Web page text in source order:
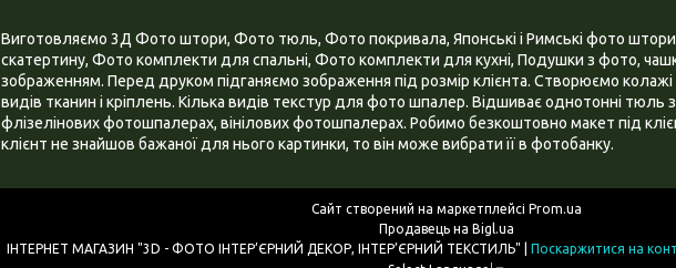
Виготовляємо 3Д Фото штори, Фото тюль, Фото покривала, Японські і Римські фото штори,
скатертину, Фото комплекти для спальні, Фото комплекти для кухні, Подушки з фото,
зображенням. Перед друком підганяємо зображення під розмір клієнта. Створюємо
видів тканин і кріплень. Кілька видів текстур для фото шпалер. Відшиває однотонні тюль
флізелінових фотошпалерах, вінілових фотошпалерах. Робимо безкоштовно макет під
клієнт не знайшов бажаної для нього картинки, то він може вибрати її в фотобанку.
Сайт створений на маркетплейсі Prom.ua
Продавець на Bigl.ua
Поскаржитися на